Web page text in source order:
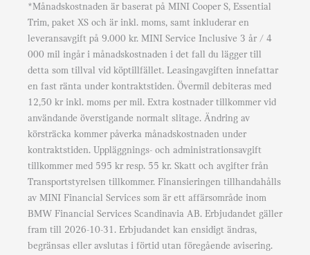
*Månadskostnaden är baserat på MINI Cooper S, Essential
Trim, paket XS och är inkl. moms, samt inkluderar en
leveransavgift på 9.000 kr. MINI Service Inclusive 3 år / 4
000 mil ingår i månadskostnaden i det fall du lägger till
detta som tillval vid köptillfället. Leasingavgiften innefattar
en fast ränta under kontraktstiden. Övermil debiteras med
12,50 kr inkl. moms per mil. Extra kostnader tillkommer vid
användande överstigande normalt slitage. Ändring av
körsträcka kommer påverka månadskostnaden under
kontraktstiden. Uppläggnings- och administrationsavgift
tillkommer med 595 kr resp. 55 kr. Skatt och avgifter från
Transportstyrelsen tillkommer. Finansieringen tillhandahålls
av MINI Financial Services som är ett affärsområde inom
BMW Financial Services Scandinavia AB. Erbjudandet gäller
fram till 2026-10-31. Erbjudandet kan ensidigt ändras,
begränsas eller avslutas i förtid utan föregående avisering.